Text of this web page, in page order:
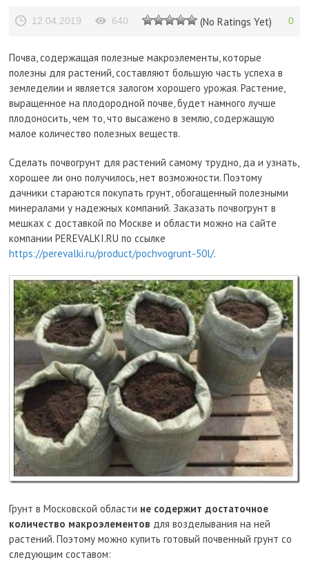
12.04.2019 640 (No Ratings Yet) 0
Почва, содержащая полезные макроэлементы, которые
полезны для растений, составляют большую часть успеха в
земледелии и является залогом хорошего урожая. Растение,
выращенное на плодородной почве, будет намного лучше
плодоносить, чем то, что высажено в землю, содержащую
малое количество полезных веществ.
Сделать почвогрунт для растений самому трудно, да и узнать,
хорошее ли оно получилось, нет возможности. Поэтому
дачники стараются покупать грунт, обогащенный полезными
минералами у надежных компаний. Заказать почвогрунт в
мешках с доставкой по Москве и области можно на сайте
компании PEREVALKI.RU по ссылке
https://perevalki.ru/product/pochvogrunt-50l/.
Грунт в Московской области не содержит достаточное
количество макроэлементов для возделывания на ней
растений. Поэтому можно купить готовый почвенный грунт со
следующим составом: